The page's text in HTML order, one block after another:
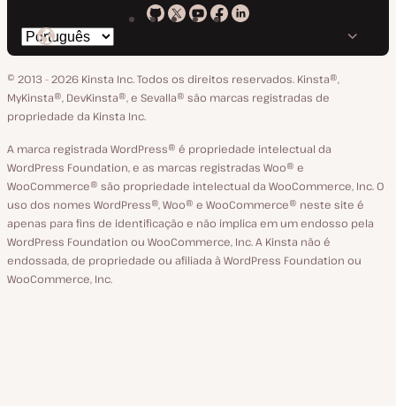
Kinsta
GitHub
Kinsta
X
Kinsta
YouTube
Kinsta
Facebook
Kinsta
LinkedIn
Trocar
o
idioma
© 2013 - 2026 Kinsta Inc. Todos os direitos reservados. Kinsta®‚
MyKinsta®‚ DevKinsta®‚ e Sevalla® são marcas registradas de
propriedade da Kinsta Inc.
A marca registrada WordPress® é propriedade intelectual da
WordPress Foundation, e as marcas registradas Woo® e
WooCommerce® são propriedade intelectual da WooCommerce, Inc. O
uso dos nomes WordPress®, Woo® e WooCommerce® neste site é
apenas para fins de identificação e não implica em um endosso pela
WordPress Foundation ou WooCommerce, Inc. A Kinsta não é
endossada, de propriedade ou afiliada à WordPress Foundation ou
WooCommerce, Inc.